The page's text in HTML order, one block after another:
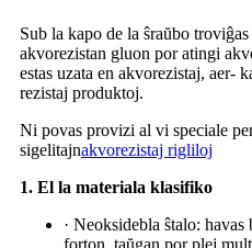
Sub la kapo de la ŝraŭbo
akvorezistan gluon por atingi
estas uzata en akvorezistaj, aer-
rezistaj produktoj.
Ni povas provizi al vi speciale
sigelitajnakvorezistaj rigliloj
1. El la materiala klasifiko
· Neoksidebla ŝtalo: